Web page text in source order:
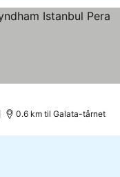
0.6 km til Galata-tårnet